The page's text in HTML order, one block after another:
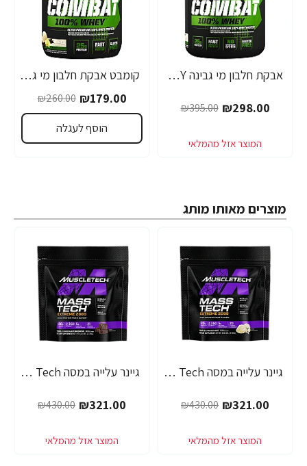
-25% אבקת חלבון מי גבינה WHEY קומבט מאסל פארם טעם וניל 2.7 ק"ג - מבית MusclePharm
₪298.00
₪395.00
-31%
קומבט אבקת חלבון מי גבינה WHEY מאסל פארם טעם וניל 907 גרם - מבית MusclePhar
₪179.00
₪260.00
הוסף לעגלה
מוצרים מאותו מותג
-25% גיינר עלייה במסה Mass Tech אקסטרים 2000 מילקשייק וניל - 2.72 ק"ג - מבית MuscleTech
₪321.00
₪430.00
-25% גיינר עלייה במסה Mass Tech אקסטרים 2000 שוקולד - 2.72 ק"ג - מבית MuscleTech
₪321.00
₪430.00